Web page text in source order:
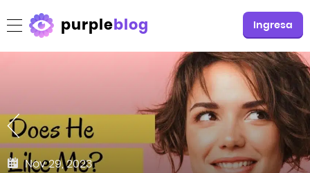
purpleblog Ingresa
Nov 29, 2023